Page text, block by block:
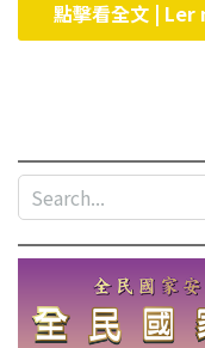
點擊看全文 | Ler